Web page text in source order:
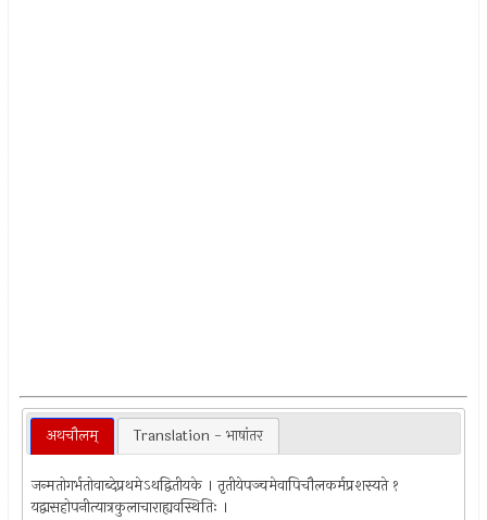
अथचौलम् Translation - भाषांतर
जन्मतोगर्भतोवाब्देप्रथमेऽथद्वितीयके । तृतीयेपञ्चमेवापिचौलकर्मप्रशस्यते १
यद्वासहोपनीत्यात्रकुलाचाराह्यवस्थितिः ।